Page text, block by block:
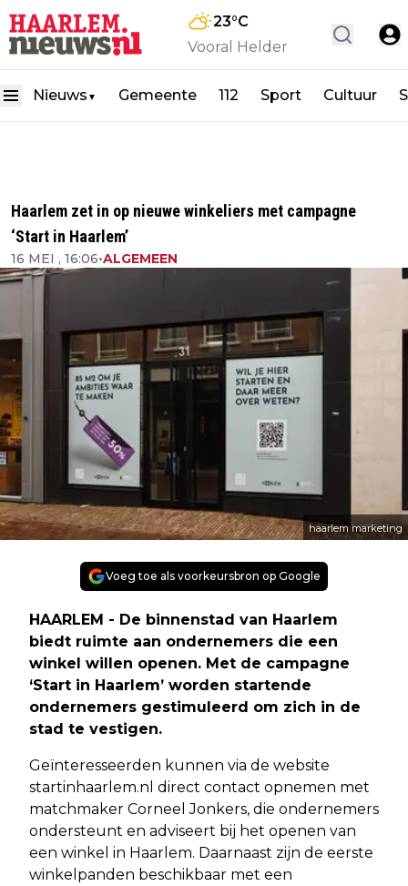
23°C
Vooral Helder
Nieuws ▼ Gemeente 112 Sport Cultuur
Haarlem zet in op nieuwe winkeliers met campagne
‘Start in Haarlem’
16 MEI , 16:06•ALGEMEEN
haarlem marketing
Voeg toe als voorkeursbron op Google
HAARLEM - De binnenstad van Haarlem
biedt ruimte aan ondernemers die een
winkel willen openen. Met de campagne
‘Start in Haarlem’ worden startende
ondernemers gestimuleerd om zich in de
stad te vestigen.
Geïnteresseerden kunnen via de website
startinhaarlem.nl direct contact opnemen met
matchmaker Corneel Jonkers, die ondernemers
ondersteunt en adviseert bij het openen van
een winkel in Haarlem. Daarnaast zijn de eerste
winkelpanden beschikbaar met een